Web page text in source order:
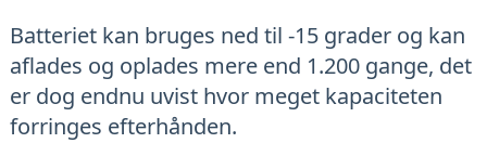
Batteriet kan bruges ned til -15 grader og kan
aflades og oplades mere end 1.200 gange, det
er dog endnu uvist hvor meget kapaciteten
forringes efterhånden.